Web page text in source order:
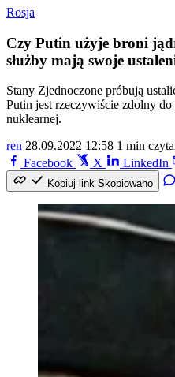
Rosja
Czy Putin użyje broni
służby mają swoje
Stany Zjednoczone próbują
Putin jest rzeczywiście zdolny
nuklearnej.
ren 28.09.2022 12:58 1 min
Facebook
X LinkedIn
Kopiuj link Skopiowano